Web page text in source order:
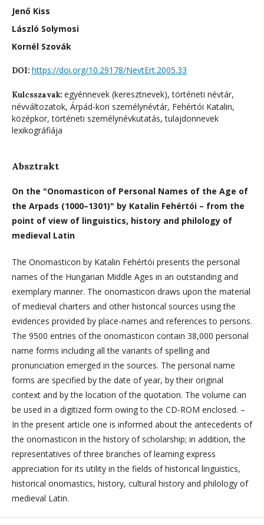
Jenő Kiss
László Solymosi
Kornél Szovák
DOI: https://doi.org/10.29178/NevtErt.2005.33
Kulcsszavak: egyénnevek (keresztnevek), történeti névtár,
névváltozatok, Árpád-kori személynévtár, Fehértói Katalin,
középkor, történeti személynévkutatás, tulajdonnevek
lexikográfiája
Absztrakt
On the "Onomasticon of Personal Names of the Age of
the Arpads (1000–1301)" by Katalin Fehértói – from the
point of view of linguistics, history and philology of
medieval Latin
The Onomasticon by Katalin Fehértói presents the personal
names of the Hungarian Middle Ages in an outstanding and
exemplary manner. The onomasticon draws upon the material
of medieval charters and other historical sources using the
evidences provided by place-names and references to persons.
The 9500 entries of the onomasticon contain 38,000 personal
name forms including all the variants of spelling and
pronunciation emerged in the sources. The personal name
forms are specified by the date of year, by their original
context and by the location of the quotation. The volume can
be used in a digitized form owing to the CD-ROM enclosed. –
In the present article one is informed about the antecedents of
the onomasticon in the history of scholarship; in addition, the
representatives of three branches of learning express
appreciation for its utility in the fields of historical linguistics,
historical onomastics, history, cultural history and philology of
medieval Latin.